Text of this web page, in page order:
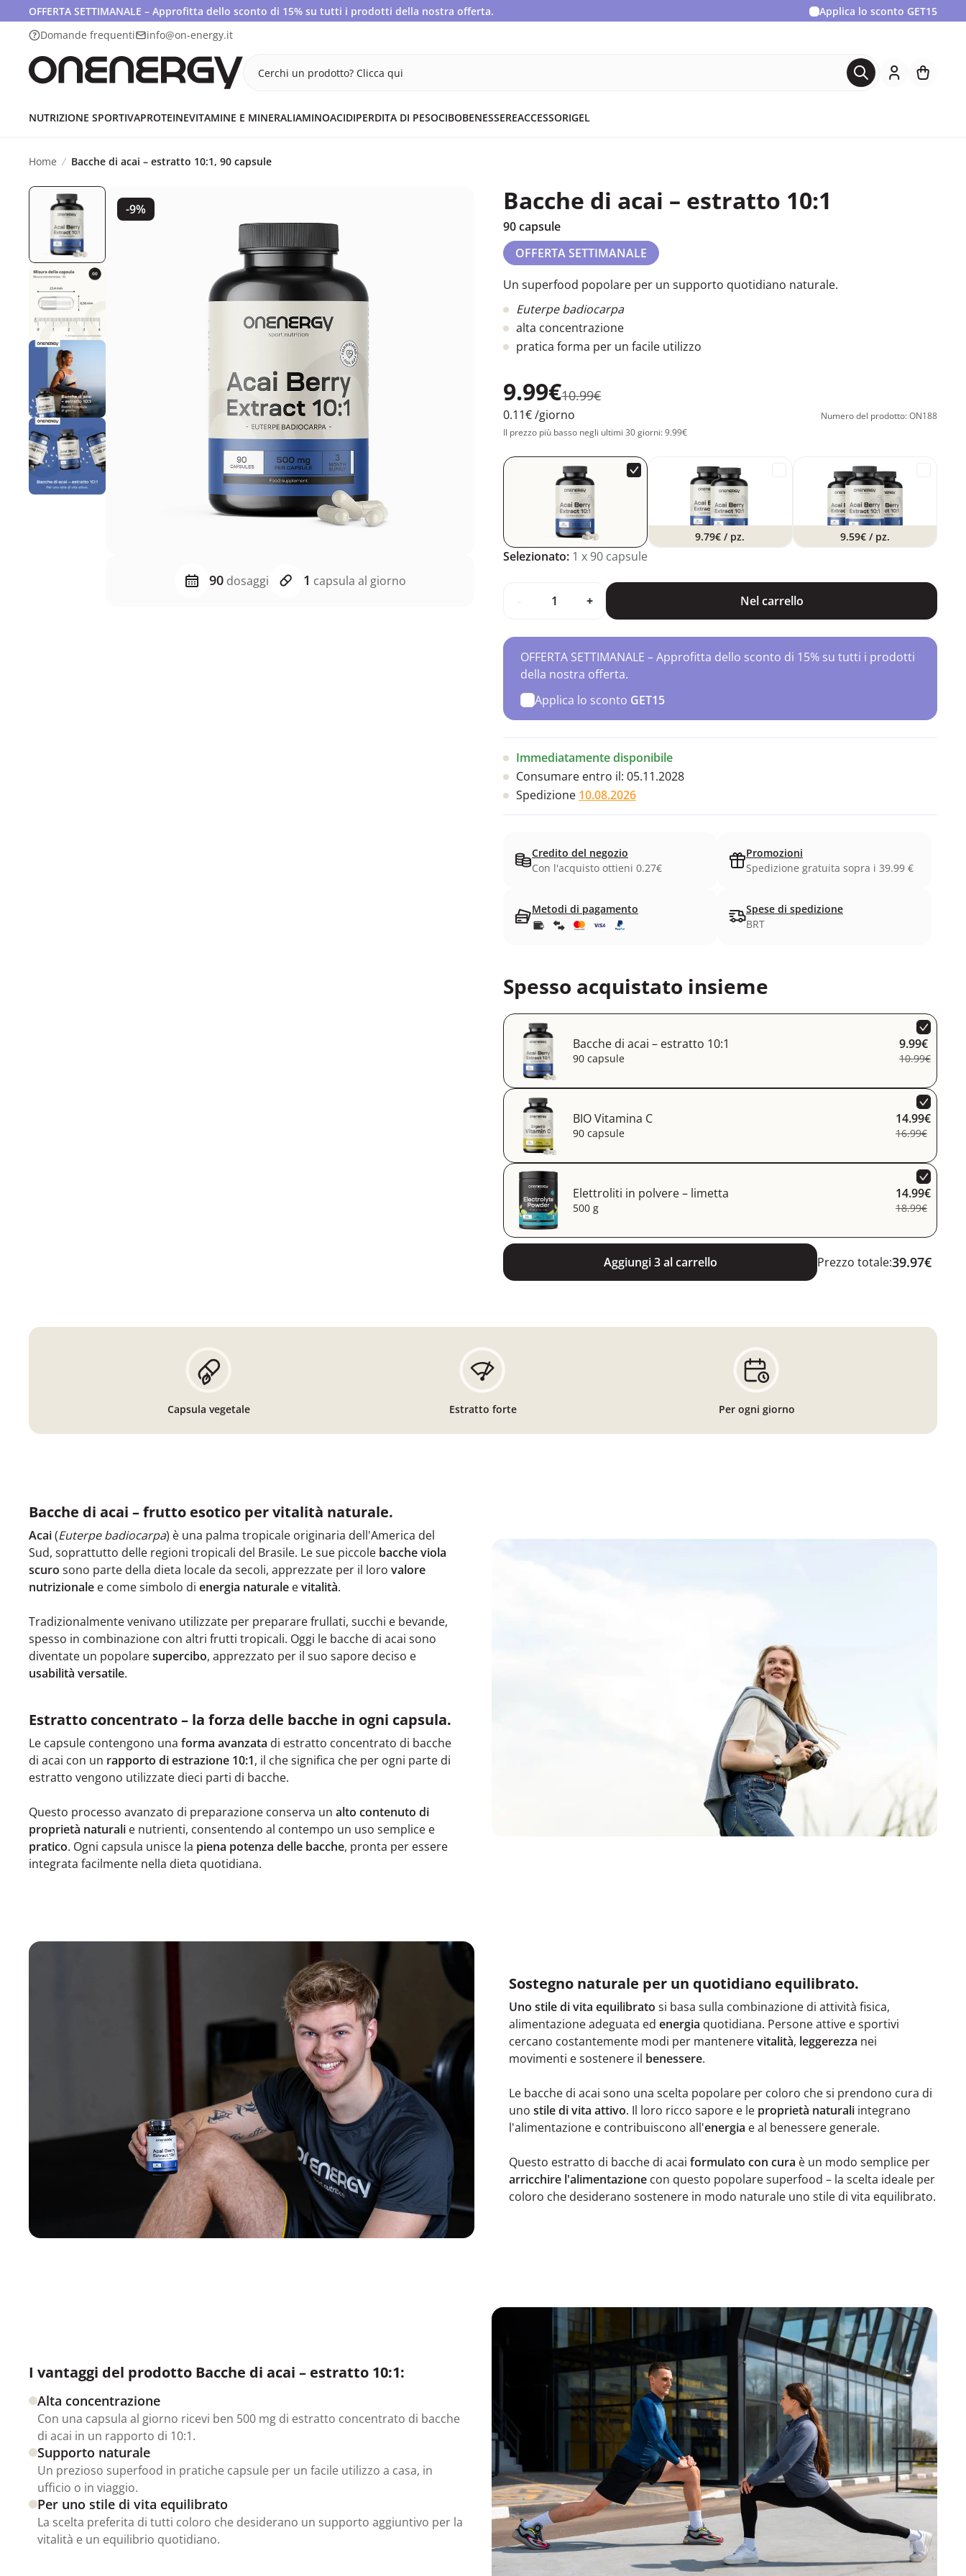
OFFERTA SETTIMANALE – Approfitta dello sconto di 15% su tutti i prodotti della nostra offerta. Applica lo sconto GET15
Domande frequenti
info@on-energy.it
Cerchi un prodotto? Clicca qui
NUTRIZIONE SPORTIVAPROTEINEVITAMINE E MINERALIAMINOACIDIPERDITA DI PESOCIBOBENESSEREACCESSORIGEL
Home Bacche di acai – estratto 10:1, 90 capsule
-9%
90dosaggi 1 capsula al giorno
Bacche di acai – estratto 10:1
90 capsule
OFFERTA SETTIMANALE
Un superfood popolare per un supporto quotidiano naturale.
Euterpe badiocarpa
alta concentrazione
pratica forma per un facile utilizzo
9.99€10.99€
0.11€/giorno
Numero del prodotto: ON188
Il prezzo più basso negli ultimi 30 giorni: 9.99€
9.79€/ pz. 9.59€ / pz.
Selezionato: 1 x 90 capsule
+ Nel carrello
OFFERTA SETTIMANALE – Approfitta dello sconto di 15% su tutti i prodotti
della nostra offerta.
Applica lo sconto GET15
Immediatamente disponibile
Consumare entro il: 05.11.2028
Spedizione 10.08.2026
Credito del negozio
Con l'acquisto ottieni 0.27€
Promozioni
Spedizione gratuita sopra i 39.99 €
Metodi di pagamento
Spese di spedizione
BRT
Spesso acquistato insieme
Bacche di acai – estratto 10:1
90 capsule
9.99€
10.99€
BIO Vitamina C
90 capsule
14.99€
16.99€
Elettroliti in polvere – limetta
500 g
14.99€
18.99€
Aggiungi 3 al carrello Prezzo totale:39.97€
Capsula vegetale Estratto forte Per ogni giorno
Bacche di acai – frutto esotico per vitalità naturale.
Acai(Euterpe badiocarpa) è una palma tropicale originaria dell'America del
Sud, soprattutto delle regioni tropicali del Brasile. Le sue piccole bacche viola
scuro sono parte della dieta locale da secoli, apprezzate per il loro valore
nutrizionale e come simbolo di energia naturale evitalità.
Tradizionalmente venivano utilizzate per preparare frullati, succhi e bevande,
spesso in combinazione con altri frutti tropicali. Oggi le bacche di acai sono
diventate un popolaresupercibo, apprezzato per il suo sapore deciso e
usabilità versatile.
Estratto concentrato – la forza delle bacche in ogni capsula.
Le capsule contengono una forma avanzata di estratto concentrato di bacche
di acai con un rapporto di estrazione 10:1, il che significa che per ogni parte di
estratto vengono utilizzate dieci parti di bacche.
Questo processo avanzato di preparazione conserva un alto contenuto di
proprietà naturali e nutrienti, consentendo al contempo un uso semplice e
pratico. Ogni capsula unisce la piena potenza delle bacche, pronta per essere
integrata facilmente nella dieta quotidiana.
Sostegno naturale per un quotidiano equilibrato.
Uno stile di vita equilibrato si basa sulla combinazione di attività fisica,
alimentazione adeguata ed energia quotidiana. Persone attive e sportivi
cercano costantemente modi per mantenerevitalità, leggerezza nei
movimenti e sostenere il benessere.
Le bacche di acai sono una scelta popolare per coloro che si prendono cura di
uno stile di vita attivo. Il loro ricco sapore e le proprietà naturali integrano
l'alimentazione e contribuiscono all'energia e al benessere generale.
Questo estratto di bacche di acai formulato con cura è un modo semplice per
arricchire l'alimentazione con questo popolare superfood – la scelta ideale per
coloro che desiderano sostenere in modo naturale uno stile di vita equilibrato.
I vantaggi del prodotto Bacche di acai – estratto 10:1:
Alta concentrazione
Con una capsula al giorno ricevi ben 500 mg di estratto concentrato di bacche
di acai in un rapporto di 10:1.
Supporto naturale
Un prezioso superfood in pratiche capsule per un facile utilizzo a casa, in
ufficio o in viaggio.
Per uno stile di vita equilibrato
La scelta preferita di tutti coloro che desiderano un supporto aggiuntivo per la
vitalità e un equilibrio quotidiano.